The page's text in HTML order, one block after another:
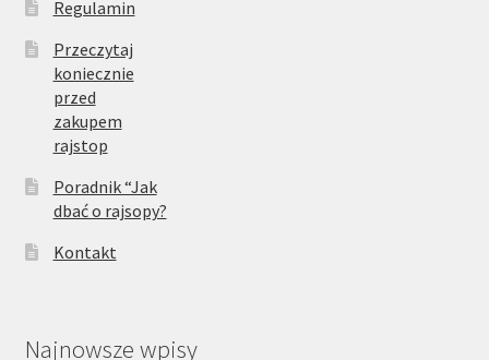
Regulamin
Przeczytaj
koniecznie
przed
zakupem
rajstop
Poradnik “Jak
dbać o rajsopy?
Kontakt
Najnowsze wpisy